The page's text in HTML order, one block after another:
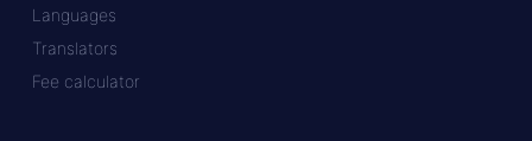
Languages
Translators
Fee calculator